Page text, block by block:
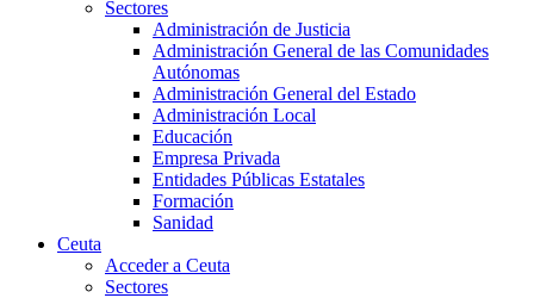
Sectores
Administración de Justicia
Administración General de las Comunidades
Autónomas
Administración General del Estado
Administración Local
Educación
Empresa Privada
Entidades Públicas Estatales
Formación
Sanidad
Ceuta
Acceder a Ceuta
Sectores